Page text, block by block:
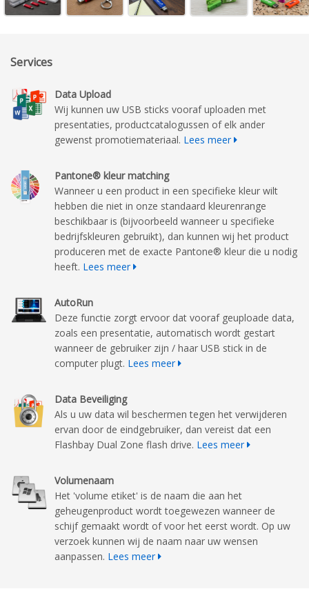
Services
Data Upload
Wij kunnen uw USB sticks vooraf uploaden met
presentaties, productcatalogussen of elk ander
gewenst promotiemateriaal. Lees meer
Pantone® kleur matching
Wanneer u een product in een specifieke kleur wilt
hebben die niet in onze standaard kleurenrange
beschikbaar is (bijvoorbeeld wanneer u specifieke
bedrijfskleuren gebruikt), dan kunnen wij het product
produceren met de exacte Pantone® kleur die u nodig
heeft. Lees meer
AutoRun
Deze functie zorgt ervoor dat vooraf geuploade data,
zoals een presentatie, automatisch wordt gestart
wanneer de gebruiker zijn / haar USB stick in de
computer plugt. Lees meer
Data Beveiliging
Als u uw data wil beschermen tegen het verwijderen
ervan door de eindgebruiker, dan vereist dat een
Flashbay Dual Zone flash drive. Lees meer
Volumenaam
Het 'volume etiket' is de naam die aan het
geheugenproduct wordt toegewezen wanneer de
schijf gemaakt wordt of voor het eerst wordt. Op uw
verzoek kunnen wij de naam naar uw wensen
aanpassen. Lees meer